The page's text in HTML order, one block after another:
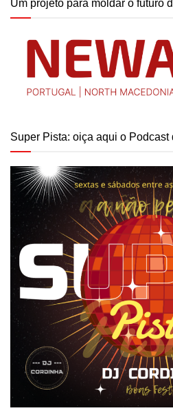
Um projeto para moldar o futuro
Super Pista: oiça aqui o Podcast